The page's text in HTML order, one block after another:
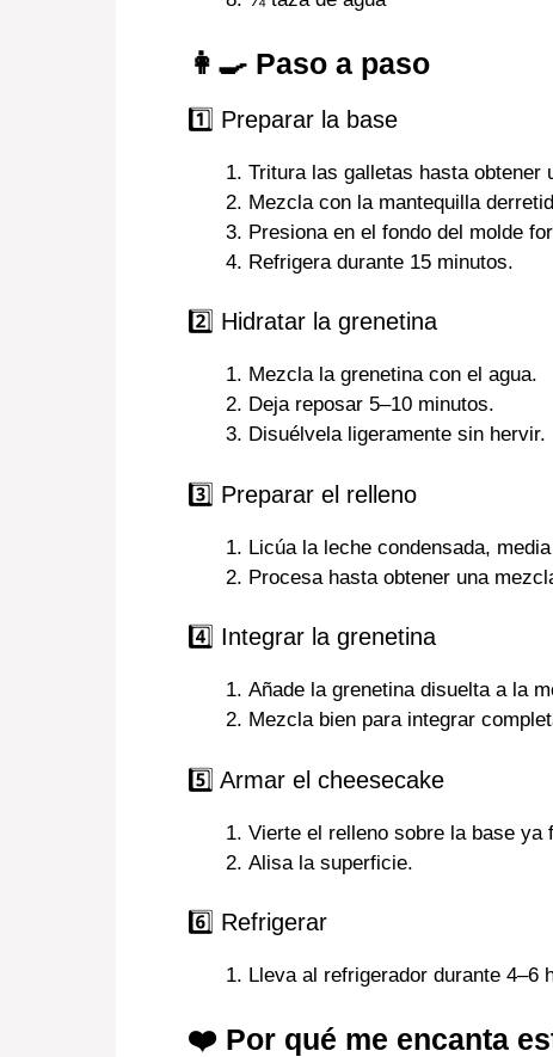
👩‍🍳 Paso a paso
1️⃣ Preparar la base
Tritura las galletas hasta obtener
Mezcla con la mantequilla
Presiona en el fondo del molde
Refrigera durante 15 minutos.
2️⃣ Hidratar la grenetina
Mezcla la grenetina con el agua.
Deja reposar 5–10 minutos.
Disuélvela ligeramente sin hervir.
3️⃣ Preparar el relleno
Licúa la leche condensada,
Procesa hasta obtener una
4️⃣ Integrar la grenetina
Añade la grenetina disuelta a la
Mezcla bien para integrar
5️⃣ Armar el cheesecake
Vierte el relleno sobre la base ya
Alisa la superficie.
6️⃣ Refrigerar
Lleva al refrigerador durante 4–6
❤️ Por qué me encanta